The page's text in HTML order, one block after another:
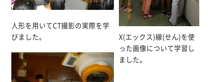
X(エックス)線(せん)を使
った画像について学習し
ました。
人形を用いてCT撮影の実際を学
びました。